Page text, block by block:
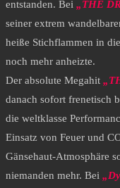
entstanden. Bei „THE
seiner extrem
heiße Stichflammen in
noch mehr anheizte.
​Der absolute Megahit
danach sofort frenetisch
die weltklasse
Einsatz von Feuer und
Gänsehaut-Atmosphäre
niemanden mehr. Bei